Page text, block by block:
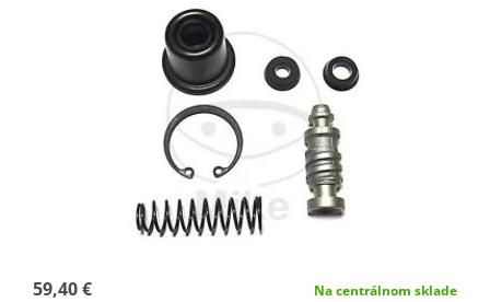
59,40 € Na centrálnom sklade